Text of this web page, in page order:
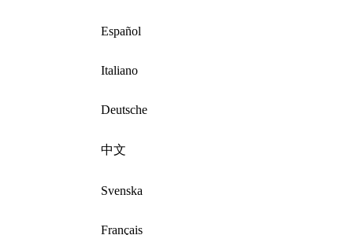
Español
Italiano
Deutsche
中文
Svenska
Français